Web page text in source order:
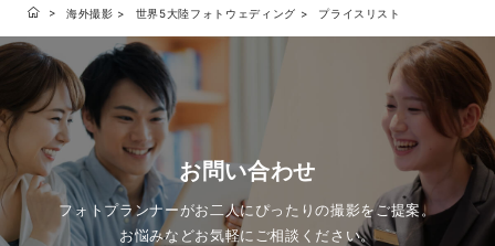
海外撮影 世界5大陸フォトウェディング プライスリスト
お問い合わせ
フォトプランナーがお二人にぴったりの撮影をご提案。
お悩みなどお気軽にご相談ください。